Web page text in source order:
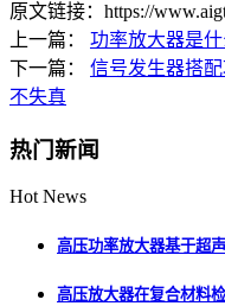
原文链接：https://
上一篇： 功率放大器是
下一篇： 信号发生器搭
不失真
热门新闻
Hot News
高压功率放大器基于超
高压放大器在复合材料